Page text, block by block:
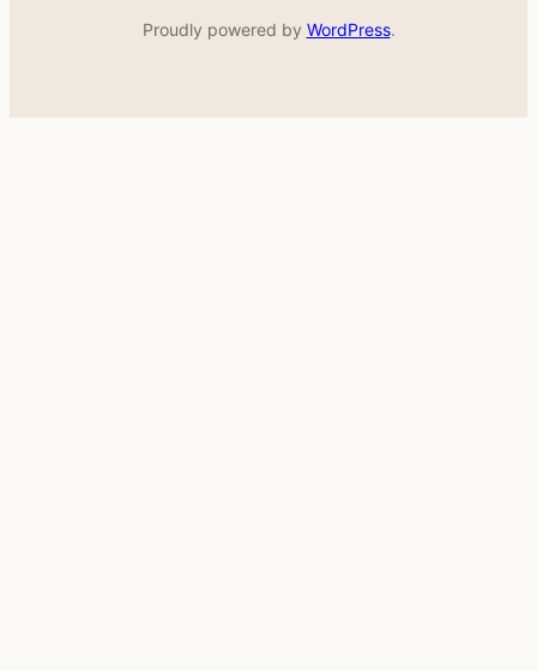
Proudly powered by WordPress.